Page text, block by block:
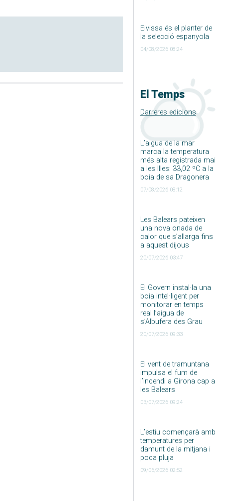
Eivissa és el planter de
la selecció espanyola
04/08/2026 08:24
El Temps
Darreres edicions
L’aigua de la mar
marca la temperatura
més alta registrada mai
a les Illes: 33,02 ºC a la
boia de sa Dragonera
07/08/2026 08:12
Les Balears pateixen
una nova onada de
calor que s’allarga fins
a aquest dijous
20/07/2026 03:47
El Govern instal·la una
boia intel·ligent per
monitorar en temps
real l’aigua de
s’Albufera des Grau
20/07/2026 09:33
El vent de tramuntana
impulsa el fum de
l’incendi a Girona cap a
les Balears
03/07/2026 09:24
L’estiu començarà amb
temperatures per
damunt de la mitjana i
poca pluja
09/06/2026 02:52